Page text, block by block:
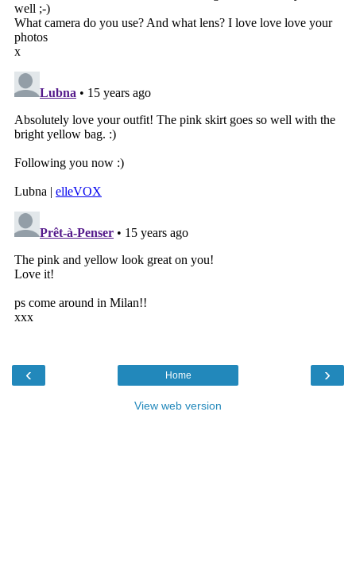
‹ ›
Home
View web version